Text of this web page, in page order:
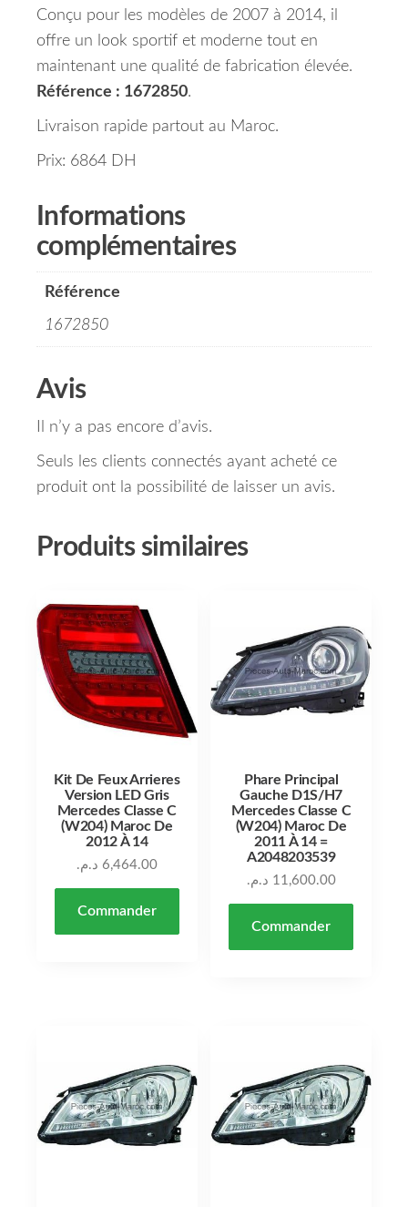
Conçu pour les modèles de 2007 à 2014, il
offre un look sportif et moderne tout en
maintenant une qualité de fabrication élevée.
Référence : 1672850.
Livraison rapide partout au Maroc.
Prix: 6864 DH
Informations
complémentaires
Référence
1672850
Avis
Il n’y a pas encore d’avis.
Seuls les clients connectés ayant acheté ce
produit ont la possibilité de laisser un avis.
Produits similaires
Kit De Feux Arrieres
Version LED Gris
Mercedes Classe C
(W204) Maroc De
2012 À 14
6,464.00 د.م.
Commander
Phare Principal
Gauche D1S/H7
Mercedes Classe C
(W204) Maroc De
2011 À 14 =
A2048203539
11,600.00 د.م.
Commander